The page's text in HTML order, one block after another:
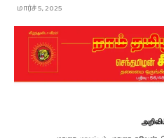
மார்ச் 5, 2025